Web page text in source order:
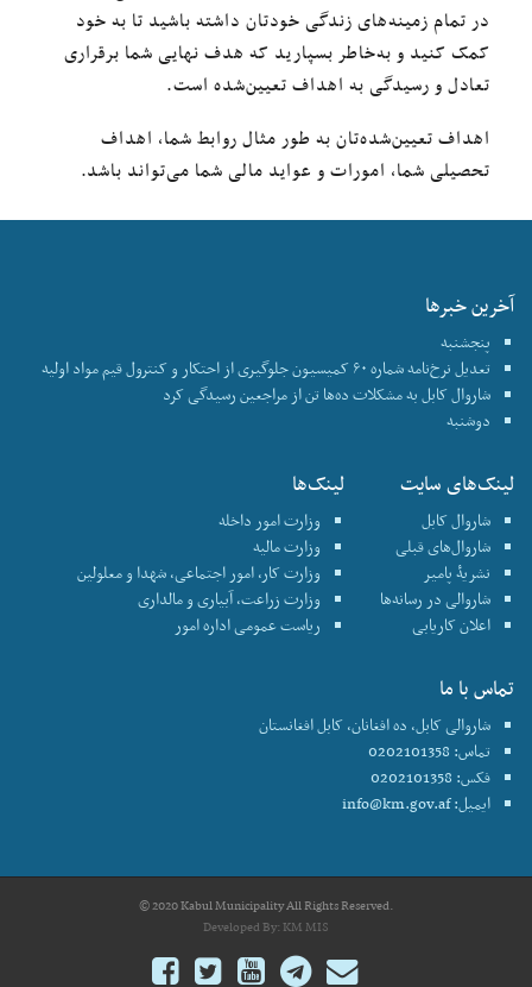
در تمام زمینه‌های زندگی خودتان داشته باشید تا به خود
کمک کنید و به‌خاطر بسپارید که هدف نهایی شما برقراری
تعادل و رسیدگی به اهداف تعیین‌شده است.
اهداف تعیین‌شده‌تان به طور مثال روابط شما، اهداف
تحصیلی شما، امورات و عواید مالی شما می‌تواند باشد.
آخرین خبرها
پنجشنبه
تعدیل نرخ‌نامه شماره ۶۰ کمیسیون جلوگیری از احتکار و کنترول قیم مواد اولیه
شاروال کابل به مشکلات ده‌ها تن از مراجعین رسیدگی کرد
دوشنبه
لینک‌های سایت
شاروال کابل
شاروال‌های قبلی
نشریۀ پامیر
شاروالی در رسانه‌ها
اعلان کاریابی
لینک‌ها
وزارت امور داخله
وزارت مالیه
وزارت کار، امور اجتماعی، شهدا و معلولین
وزارت زراعت، آبیاری و مالداری
ریاست عمومی اداره امور
تماس با ما
شاروالی کابل، ده افغانان، کابل افغانستان
تماس: 0202101358
فکس: 0202101358
ایمیل:info@km.gov.af
© 2020 Kabul Municipality All Rights Reserved.
Developed By:KM MIS